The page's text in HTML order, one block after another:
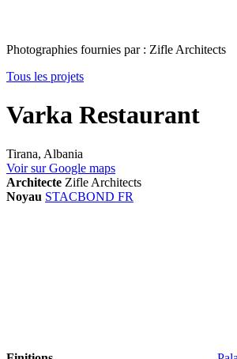
Photographies fournies par : Zifle Architects
Tous les projets
Varka Restaurant
Tirana, Albania
Voir sur Google maps
Architecte Zifle Architects
Noyau STACBOND FR